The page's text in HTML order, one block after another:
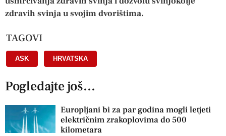
zdravih svinja u svojim dvorištima.
TAGOVI
ASK HRVATSKA
Pogledajte još...
Europljani bi za par godina mogli letjeti
električnim zrakoplovima do 500
kilometara